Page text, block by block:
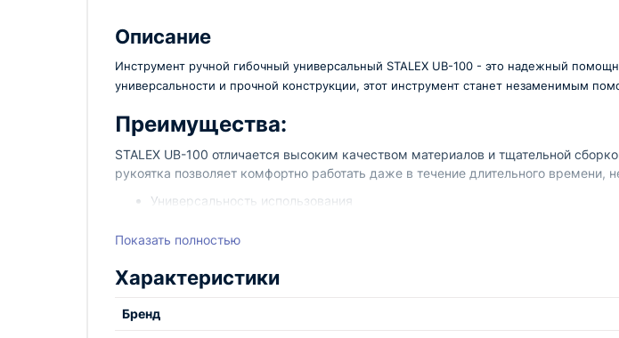
Описание
Инструмент ручной гибочный универсальный STALEX UB-100 - это надежный
универсальности и прочной конструкции, этот инструмент станет незаменимым
Преимущества:
STALEX UB-100 отличается высоким качеством материалов и тщательной
рукоятка позволяет комфортно работать даже в течение длительного времени,
Универсальность использования
Высокое качество материалов
Технопром предлагает приобрести инструмент ручной гибочный
Показать полностью
Характеристики
Бренд